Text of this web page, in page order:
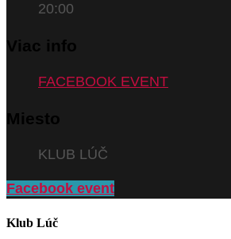
20:00
Viac info
FACEBOOK EVENT
Miesto
KLUB LÚČ
Facebook event
Klub Lúč